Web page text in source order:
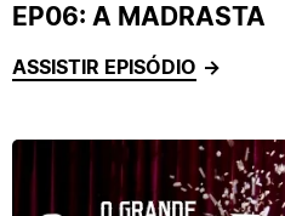
EP06: A MADRASTA
ASSISTIR EPISÓDIO